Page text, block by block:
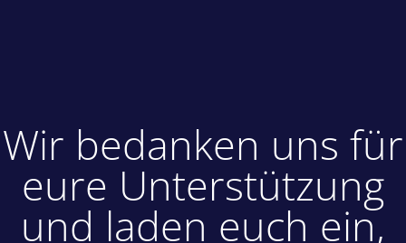
Wir bedanken uns für
eure Unterstützung
und laden euch ein,